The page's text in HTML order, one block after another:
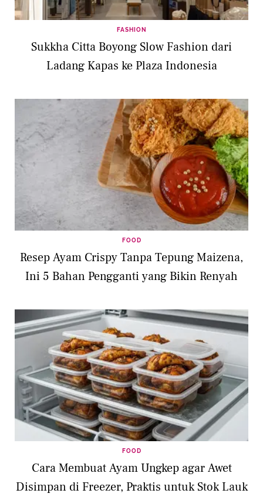
FASHION
Sukkha Citta Boyong Slow Fashion dari
Ladang Kapas ke Plaza Indonesia
FOOD
Resep Ayam Crispy Tanpa Tepung Maizena,
Ini 5 Bahan Pengganti yang Bikin Renyah
FOOD
Cara Membuat Ayam Ungkep agar Awet
Disimpan di Freezer, Praktis untuk Stok Lauk